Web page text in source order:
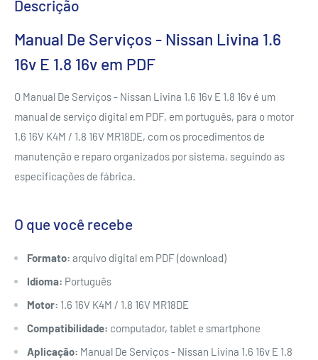
Descrição
Manual De Serviços - Nissan Livina 1.6
16v E 1.8 16v em PDF
O Manual De Serviços - Nissan Livina 1.6 16v E 1.8 16v é um
manual de serviço digital em PDF, em português, para o motor
1.6 16V K4M / 1.8 16V MR18DE, com os procedimentos de
manutenção e reparo organizados por sistema, seguindo as
especificações de fábrica.
O que você recebe
Formato: arquivo digital em PDF (download)
Idioma: Português
Motor: 1.6 16V K4M / 1.8 16V MR18DE
Compatibilidade: computador, tablet e smartphone
Aplicação: Manual De Serviços - Nissan Livina 1.6 16v E 1.8